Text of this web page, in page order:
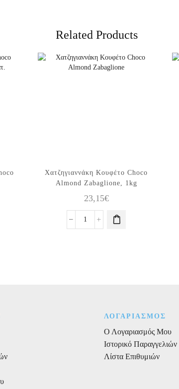
Related Products
Χατζηγιαννάκη Κουφέτο Choco
Almond Zabaglione, 1kg
23,15€
Χατζηγιαννάκη
ΛΟΓΑΡΙΑΣΜΟΣ
Ο Λογαριασμός Μου
Ιστορικό Παραγγελιών
Λίστα Επιθυμιών